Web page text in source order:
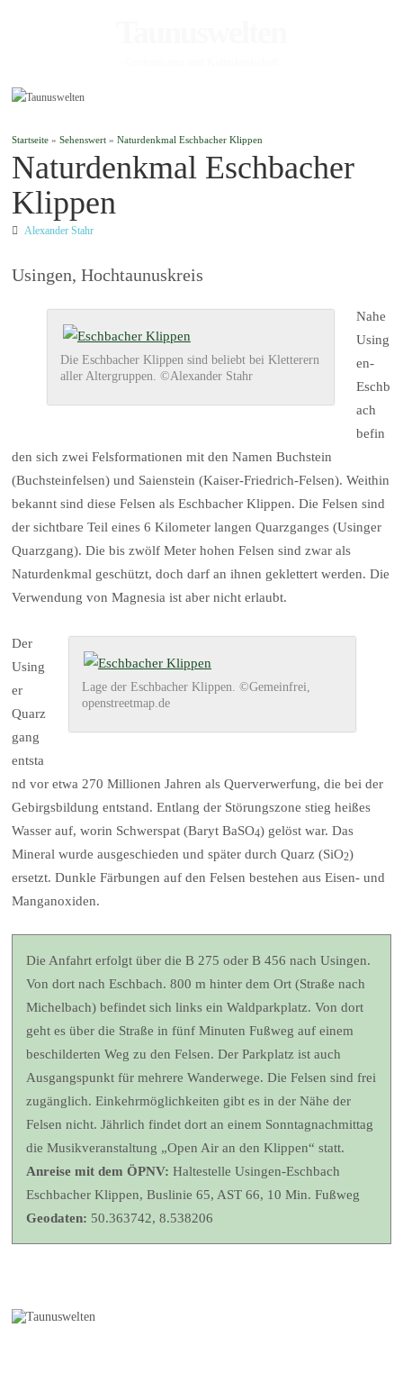
Startseite »Sehenswert »Naturdenkmal Eschbacher Klippen
Naturdenkmal Eschbacher
Klippen
Alexander Stahr
Usingen, Hochtaunuskreis
Die Eschbacher Klippen sind beliebt bei Kletterern
aller Altergruppen. ©Alexander Stahr
Nahe
Using
en-
Eschb
ach
befin
den sich zwei Felsformationen mit den Namen Buchstein
(Buchsteinfelsen) und Saienstein (Kaiser-Friedrich-Felsen). Weithin
bekannt sind diese Felsen als Eschbacher Klippen. Die Felsen sind
der sichtbare Teil eines 6 Kilometer langen Quarzganges (Usinger
Quarzgang). Die bis zwölf Meter hohen Felsen sind zwar als
Naturdenkmal geschützt, doch darf an ihnen geklettert werden. Die
Verwendung von Magnesia ist aber nicht erlaubt.
Lage der Eschbacher Klippen. ©Gemeinfrei,
openstreetmap.de
Der
Using
er
Quarz
gang
entsta
nd vor etwa 270 Millionen Jahren als Querverwerfung, die bei der
Gebirgsbildung entstand. Entlang der Störungszone stieg heißes
Wasser auf, worin Schwerspat (Baryt BaSO4) gelöst war. Das
Mineral wurde ausgeschieden und später durch Quarz (SiO2)
ersetzt. Dunkle Färbungen auf den Felsen bestehen aus Eisen- und
Manganoxiden.
Die Anfahrt erfolgt über die B 275 oder B 456 nach Usingen.
Von dort nach Eschbach. 800 m hinter dem Ort (Straße nach
Michelbach) befindet sich links ein Waldparkplatz. Von dort
geht es über die Straße in fünf Minuten Fußweg auf einem
beschilderten Weg zu den Felsen. Der Parkplatz ist auch
Ausgangspunkt für mehrere Wanderwege. Die Felsen sind frei
zugänglich. Einkehrmöglichkeiten gibt es in der Nähe der
Felsen nicht. Jährlich findet dort an einem Sonntagnachmittag
die Musikveranstaltung „Open Air an den Klippen“ statt.
Anreise mit dem ÖPNV: Haltestelle Usingen-Eschbach
Eschbacher Klippen, Buslinie 65, AST 66, 10 Min. Fußweg
Geodaten: 50.363742, 8.538206